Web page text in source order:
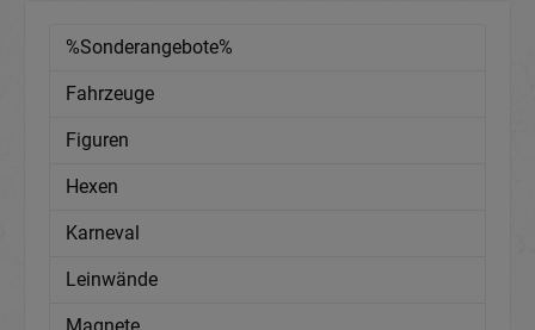
%Sonderangebote%
Fahrzeuge
Figuren
Hexen
Karneval
Leinwände